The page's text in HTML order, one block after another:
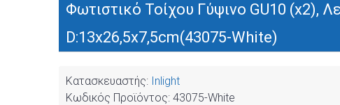
Φωτιστικό Τοίχου Γύψινο GU10 (x2),
D:13x26,5x7,5cm(43075-White)
Κατασκευαστής: Inlight
Κωδικός Προϊόντος: 43075-White